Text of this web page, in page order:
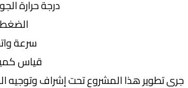
درجة حرارة
سرعة
قياس
جرى تطوير هذا المشروع تحت إشراف